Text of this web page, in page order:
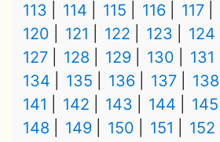
113
114 115 116 117
120
121 122 123 124
127
128 129 130 131
134
135 136 137 138
141
142 143 144 145
148
149 150 151 152